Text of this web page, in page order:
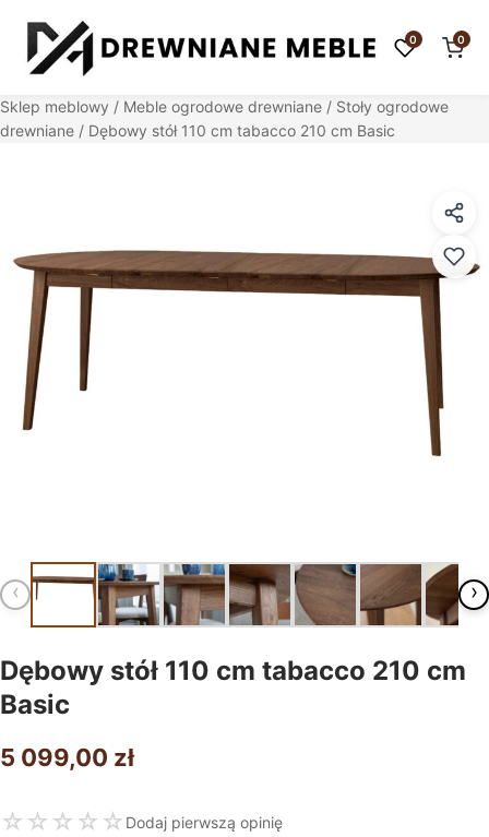
0 0
Sklep meblowy / Meble ogrodowe drewniane / Stoły ogrodowe
drewniane / Dębowy stół 110 cm tabacco 210 cm Basic
‹ ›
Dębowy stół 110 cm tabacco 210 cm
Basic
5 099,00 zł
☆ ☆ ☆ ☆ ☆ Dodaj pierwszą opinię